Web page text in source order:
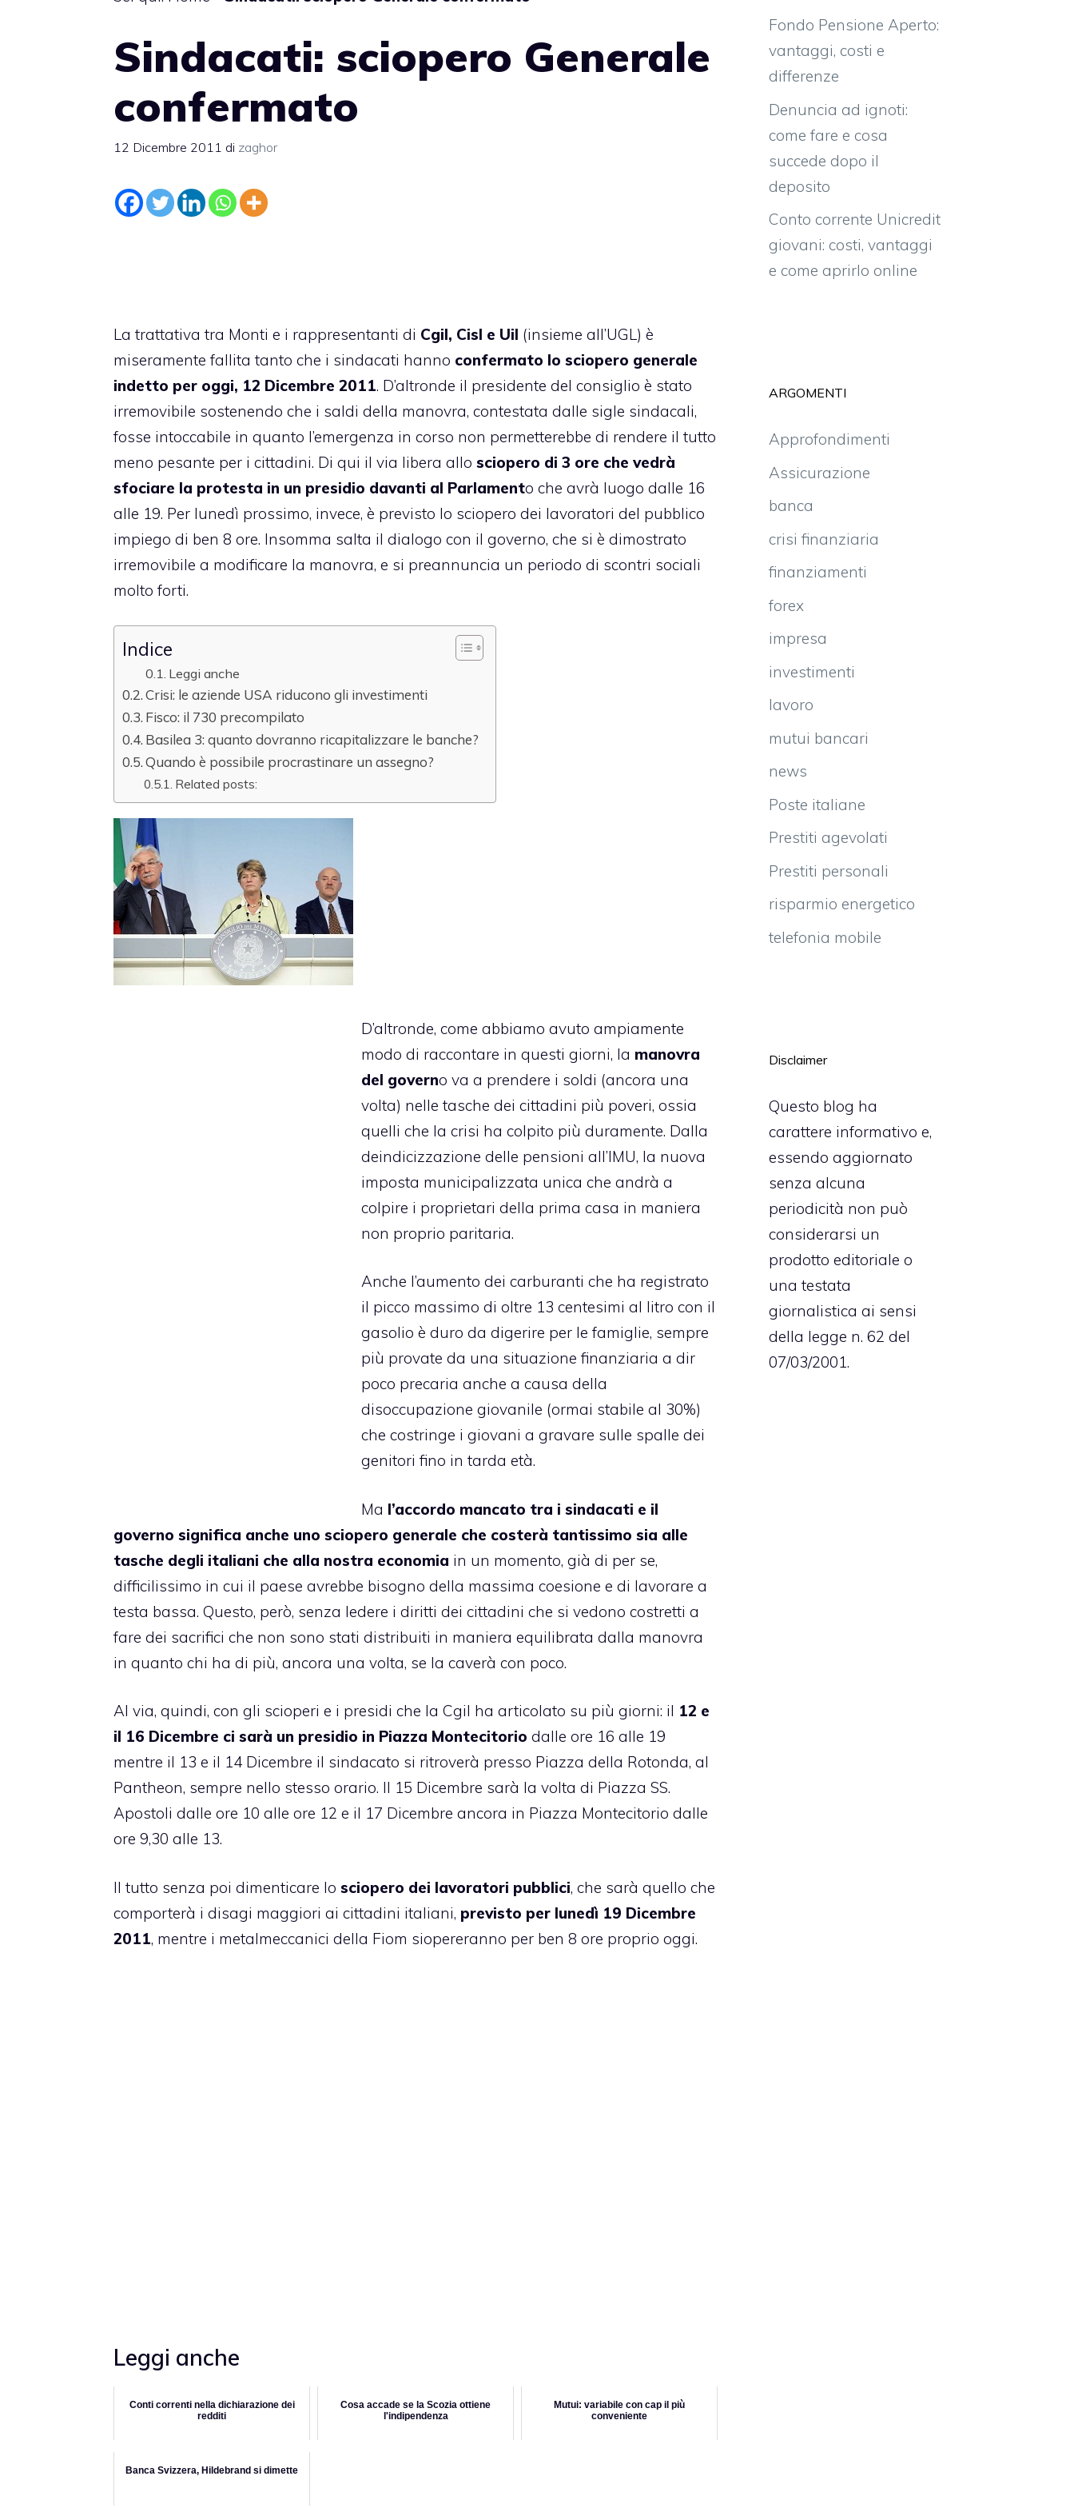
Sindacati: sciopero Generale
confermato
12 Dicembre 2011 di zaghor
La trattativa tra Monti e i rappresentanti di Cgil, Cisl e Uil (insieme all’UGL) è
miseramente fallita tanto che i sindacati hanno confermato lo sciopero generale
indetto per oggi, 12 Dicembre 2011. D’altronde il presidente del consiglio è stato
irremovibile sostenendo che i saldi della manovra, contestata dalle sigle sindacali,
fosse intoccabile in quanto l’emergenza in corso non permetterebbe di rendere il tutto
meno pesante per i cittadini. Di qui il via libera allo sciopero di 3 ore che vedrà
sfociare la protesta in un presidio davanti al Parlamento che avrà luogo dalle 16
alle 19. Per lunedì prossimo, invece, è previsto lo sciopero dei lavoratori del pubblico
impiego di ben 8 ore. Insomma salta il dialogo con il governo, che si è dimostrato
irremovibile a modificare la manovra, e si preannuncia un periodo di scontri sociali
molto forti.
Indice
Leggi anche
Crisi: le aziende USA riducono gli investimenti
Fisco: il 730 precompilato
Basilea 3: quanto dovranno ricapitalizzare le banche?
Quando è possibile procrastinare un assegno?
Related posts:
D’altronde, come abbiamo avuto ampiamente
modo di raccontare in questi giorni, la manovra
del governo va a prendere i soldi (ancora una
volta) nelle tasche dei cittadini più poveri, ossia
quelli che la crisi ha colpito più duramente. Dalla
deindicizzazione delle pensioni all’IMU, la nuova
imposta municipalizzata unica che andrà a
colpire i proprietari della prima casa in maniera
non proprio paritaria.
Anche l’aumento dei carburanti che ha registrato
il picco massimo di oltre 13 centesimi al litro con il
gasolio è duro da digerire per le famiglie, sempre
più provate da una situazione finanziaria a dir
poco precaria anche a causa della
disoccupazione giovanile (ormai stabile al 30%)
che costringe i giovani a gravare sulle spalle dei
genitori fino in tarda età.
Ma l’accordo mancato tra i sindacati e il
governo significa anche uno sciopero generale che costerà tantissimo sia alle
tasche degli italiani che alla nostra economia in un momento, già di per se,
difficilissimo in cui il paese avrebbe bisogno della massima coesione e di lavorare a
testa bassa. Questo, però, senza ledere i diritti dei cittadini che si vedono costretti a
fare dei sacrifici che non sono stati distribuiti in maniera equilibrata dalla manovra
in quanto chi ha di più, ancora una volta, se la caverà con poco.
Al via, quindi, con gli scioperi e i presidi che la Cgil ha articolato su più giorni: il 12 e
il 16 Dicembre ci sarà un presidio in Piazza Montecitorio dalle ore 16 alle 19
mentre il 13 e il 14 Dicembre il sindacato si ritroverà presso Piazza della Rotonda, al
Pantheon, sempre nello stesso orario. Il 15 Dicembre sarà la volta di Piazza SS.
Apostoli dalle ore 10 alle ore 12 e il 17 Dicembre ancora in Piazza Montecitorio dalle
ore 9,30 alle 13.
Il tutto senza poi dimenticare lo sciopero dei lavoratori pubblici, che sarà quello che
comporterà i disagi maggiori ai cittadini italiani, previsto per lunedì 19 Dicembre
2011, mentre i metalmeccanici della Fiom siopereranno per ben 8 ore proprio oggi.
Leggi anche
Conti correnti nella dichiarazione dei
redditi
Cosa accade se la Scozia ottiene
l'indipendenza
Mutui: variabile con cap il più
conveniente
Banca Svizzera, Hildebrand si dimette
Fondo Pensione Aperto:
vantaggi, costi e
differenze
Denuncia ad ignoti:
come fare e cosa
succede dopo il
deposito
Conto corrente Unicredit
giovani: costi, vantaggi
e come aprirlo online
ARGOMENTI
Approfondimenti
Assicurazione
banca
crisi finanziaria
finanziamenti
forex
impresa
investimenti
lavoro
mutui bancari
news
Poste italiane
Prestiti agevolati
Prestiti personali
risparmio energetico
telefonia mobile
Disclaimer
Questo blog ha
carattere informativo e,
essendo aggiornato
senza alcuna
periodicità non può
considerarsi un
prodotto editoriale o
una testata
giornalistica ai sensi
della legge n. 62 del
07/03/2001.